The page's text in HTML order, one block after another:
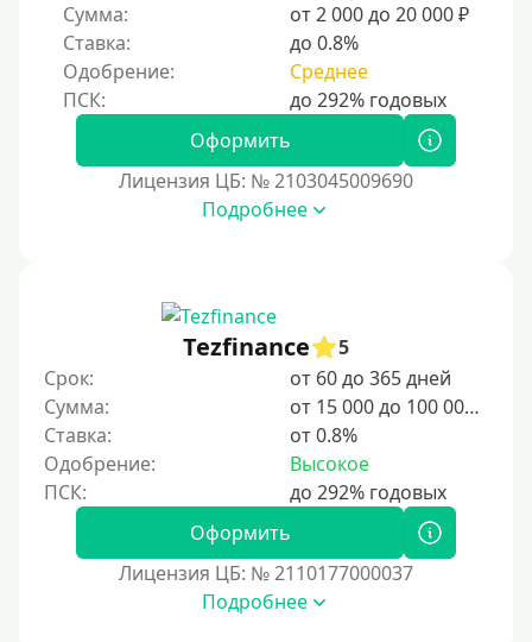
В долг на карту
Срок
2 недели
15 дней
20 дней
21 день
На месяц
30 дней без процентов
Сумма:
от 2 000 до 20 000 ₽
Ставка:
до 0.8%
Одобрение:
Среднее
Оформить
Лицензия ЦБ: № 2103045009690
Подробнее
Tezfinance
5
Срок:
от 60 до 365 дней
Сумма:
от 15 000 до 100 000 ₽
Ставка:
от 0.8%
Одобрение:
Высокое
Оформить
Лицензия ЦБ: № 2110177000037
Подробнее